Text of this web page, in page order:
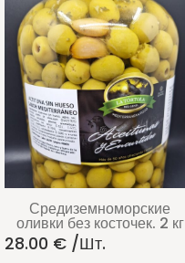
Средиземноморские
оливки без косточек. 2 кг
28.00 € /шт.